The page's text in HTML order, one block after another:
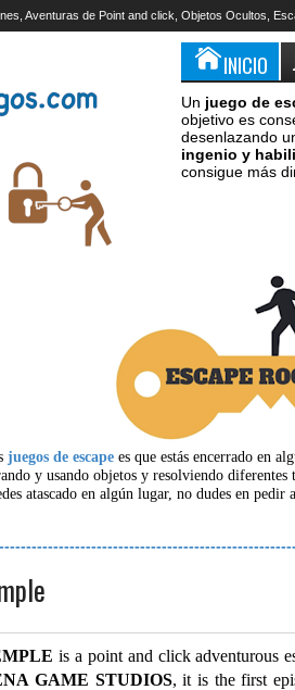
Aventuras de Point and click, Objetos Ocultos,
INICIO
Un juego de
objetivo es
desenlazando
ingenio y
consigue más
juegos de escape es que estás encerrado en
y usando objetos y resolviendo
atascado en algún lugar, no dudes en
is a point and click adventurous
GAME STUDIOS, it is the first